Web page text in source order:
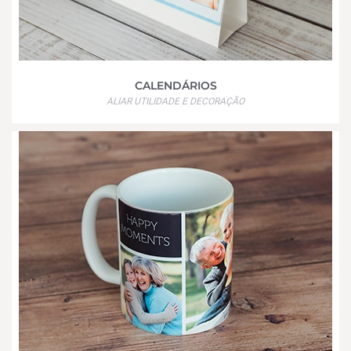
CALENDÁRIOS
ALIAR UTILIDADE E DECORAÇÃO